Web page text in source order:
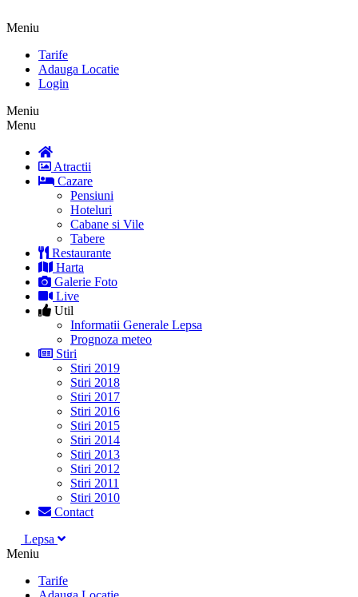
Meniu
Tarife
Adauga Locatie
Login
Meniu
Menu
Atractii
Cazare
Pensiuni
Hoteluri
Cabane si Vile
Tabere
Restaurante
Harta
Galerie Foto
Live
Util
Informatii Generale Lepsa
Prognoza meteo
Stiri
Stiri 2019
Stiri 2018
Stiri 2017
Stiri 2016
Stiri 2015
Stiri 2014
Stiri 2013
Stiri 2012
Stiri 2011
Stiri 2010
Contact
Lepsa
Meniu
Tarife